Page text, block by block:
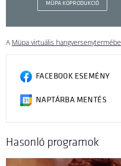
MÜPA KOPRODUKCIÓ
A Müpa virtuális hangversenytermébe
FACEBOOK ESEMÉNY
NAPTÁRBA MENTÉS
Hasonló programok